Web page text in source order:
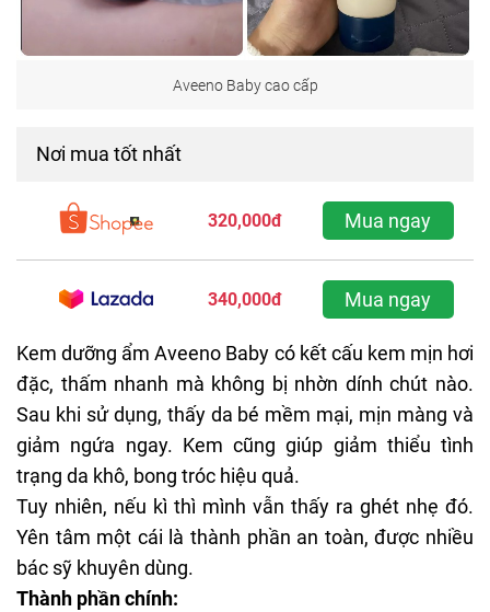
Aveeno Baby cao cấp
Nơi mua tốt nhất
320,000đ Mua ngay
340,000đ Mua ngay
Kem dưỡng ẩm Aveeno Baby có kết cấu kem mịn hơi
đặc, thấm nhanh mà không bị nhờn dính chút nào.
Sau khi sử dụng, thấy da bé mềm mại, mịn màng và
giảm ngứa ngay. Kem cũng giúp giảm thiểu tình
trạng da khô, bong tróc hiệu quả.
Tuy nhiên, nếu kì thì mình vẫn thấy ra ghét nhẹ đó.
Yên tâm một cái là thành phần an toàn, được nhiều
bác sỹ khuyên dùng.
Thành phần chính: